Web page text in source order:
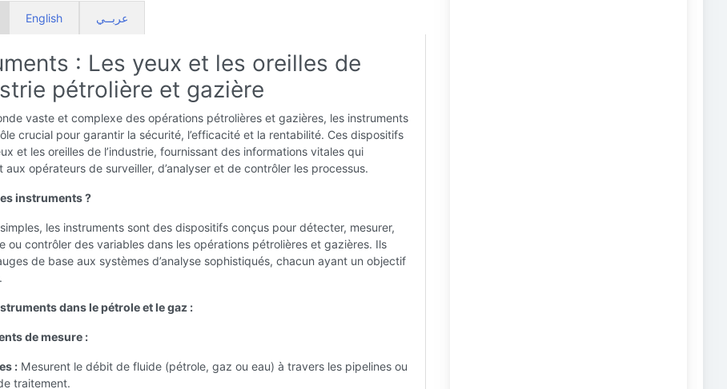
English عربــي
: Les yeux et les oreilles de
pétrolière et gazière
vaste et complexe des opérations pétrolières et gazières, les instruments
crucial pour garantir la sécurité, l’efficacité et la rentabilité. Ces dispositifs
et les oreilles de l’industrie, fournissant des informations vitales qui
aux opérateurs de surveiller, d’analyser et de contrôler les processus.
instruments ?
les instruments sont des dispositifs conçus pour détecter, mesurer,
ou contrôler des variables dans les opérations pétrolières et gazières. Ils
de base aux systèmes d’analyse sophistiqués, chacun ayant un objectif
dans le pétrole et le gaz :
de mesure :
: Mesurent le débit de fluide (pétrole, gaz ou eau) à travers les pipelines ou
traitement.